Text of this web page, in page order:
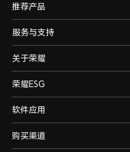
推荐产品
服务与支持
关于荣耀
荣耀ESG
软件应用
购买渠道